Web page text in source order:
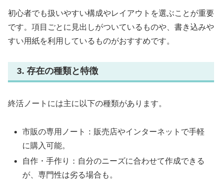
初心者でも扱いやすい構成やレイアウトを選ぶことが重要
です。項目ごとに見出しがついているものや、書き込みや
すい用紙を利用しているものがおすすめです。
3. 存在の種類と特徴
終活ノートには主に以下の種類があります。
市販の専用ノート：販売店やインターネットで手軽
に購入可能。
自作・手作り：自分のニーズに合わせて作成できる
が、専門性は劣る場合も。